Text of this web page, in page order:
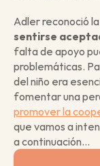
Adler reconoció
sentirse
falta de apoyo
problemáticas.
del niño era
fomentar una
promover la
que vamos a
a continuación…